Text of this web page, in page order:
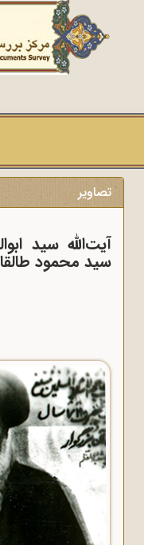
تصاویر
آیت‌الله سید
سید محمود طالقانی